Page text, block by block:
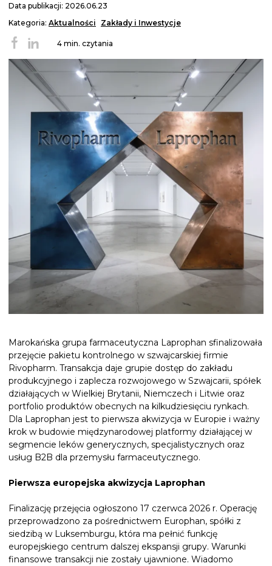
Data publikacji: 2026.06.23
Kategoria: Aktualności Zakłady i Inwestycje
4 min. czytania
Marokańska grupa farmaceutyczna Laprophan sfinalizowała
przejęcie pakietu kontrolnego w szwajcarskiej firmie
Rivopharm. Transakcja daje grupie dostęp do zakładu
produkcyjnego i zaplecza rozwojowego w Szwajcarii, spółek
działających w Wielkiej Brytanii, Niemczech i Litwie oraz
portfolio produktów obecnych na kilkudziesięciu rynkach.
Dla Laprophan jest to pierwsza akwizycja w Europie i ważny
krok w budowie międzynarodowej platformy działającej w
segmencie leków generycznych, specjalistycznych oraz
usług B2B dla przemysłu farmaceutycznego.
Pierwsza europejska akwizycja Laprophan
Finalizację przejęcia ogłoszono 17 czerwca 2026 r. Operację
przeprowadzono za pośrednictwem Europhan, spółki z
siedzibą w Luksemburgu, która ma pełnić funkcję
europejskiego centrum dalszej ekspansji grupy. Warunki
finansowe transakcji nie zostały ujawnione. Wiadomo